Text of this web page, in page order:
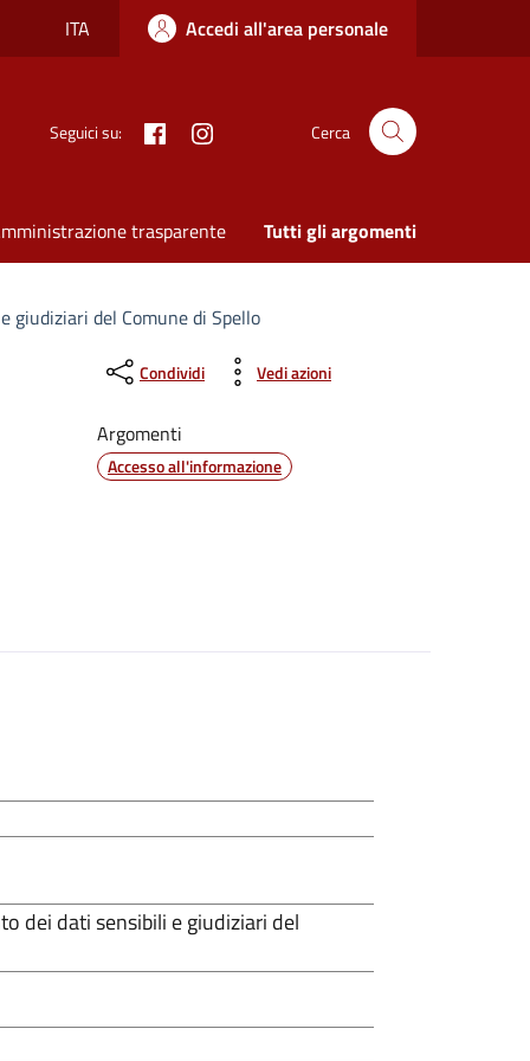
ITA Accedi all'area personale
Seguici su: Facebook Cerca
trasparente Tutti gli argomenti
giudiziari del Comune di Spello
Condividi Vedi azioni
Argomenti
Accesso all'informazione
dei dati sensibili e giudiziari del